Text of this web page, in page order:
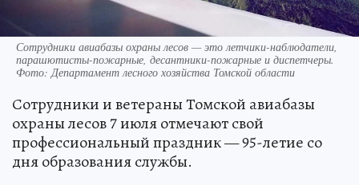
Сотрудники авиабазы охраны лесов — это летчики-наблюдатели,
парашютисты-пожарные, десантники-пожарные и диспетчеры.
Фото: Департамент лесного хозяйства Томской области
Сотрудники и ветераны Томской авиабазы
охраны лесов 7 июля отмечают свой
профессиональный праздник — 95-летие со
дня образования службы.